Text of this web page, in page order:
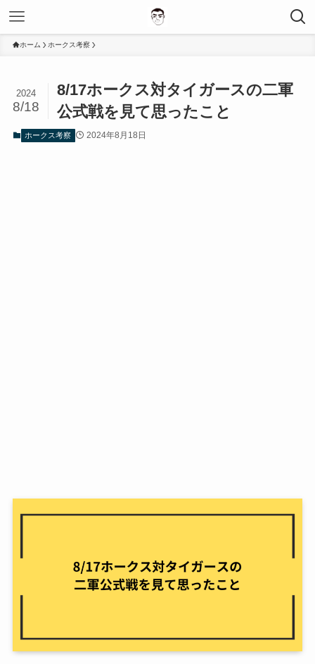
ホーム ホークス考察
8/17ホークス対タイガースの二軍
公式戦を見て思ったこと
2024
8/18
ホークス考察 2024年8月18日